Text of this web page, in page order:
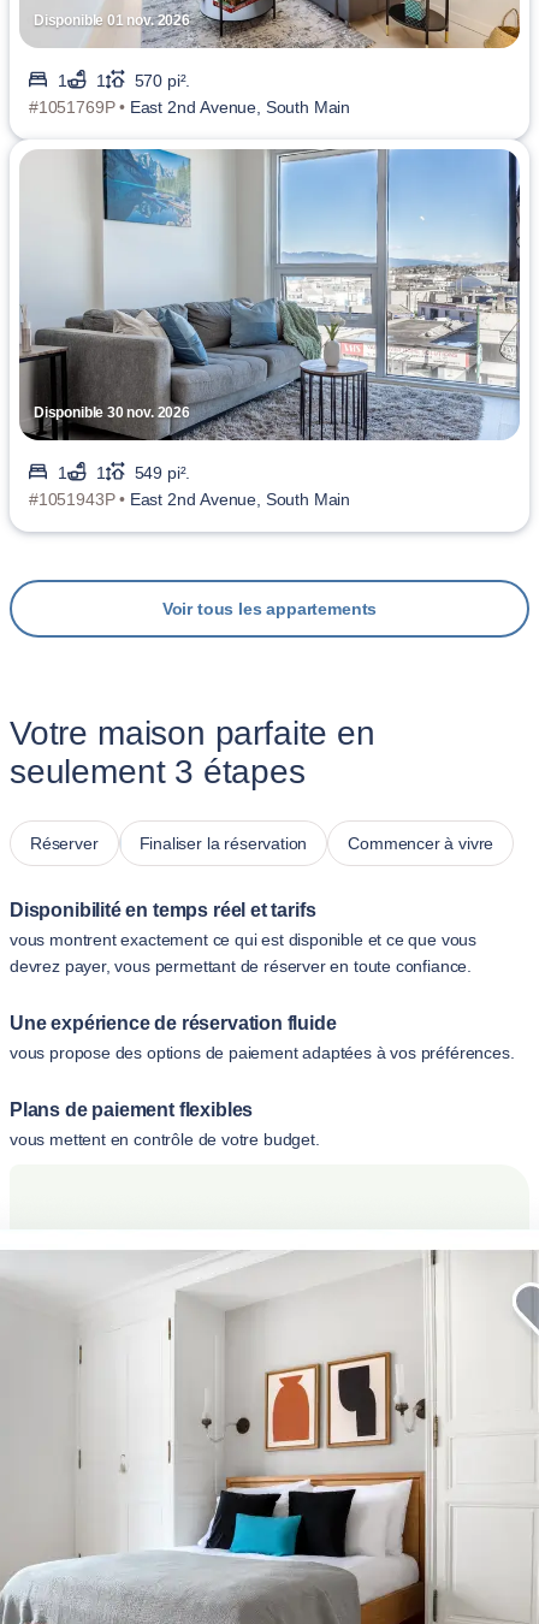
Disponible 01 nov. 2026
1 1
570 pi².
#1051769P • East 2nd Avenue, South Main
Disponible 30 nov. 2026
1 1
549 pi².
#1051943P • East 2nd Avenue, South Main
Voir tous les appartements
Votre maison parfaite en
seulement 3 étapes
Réserver Finaliser la réservation Commencer à vivre
Disponibilité en temps réel et tarifs
vous montrent exactement ce qui est disponible et ce que vous
devrez payer, vous permettant de réserver en toute confiance.
Une expérience de réservation fluide
vous propose des options de paiement adaptées à vos préférences.
Plans de paiement flexibles
vous mettent en contrôle de votre budget.